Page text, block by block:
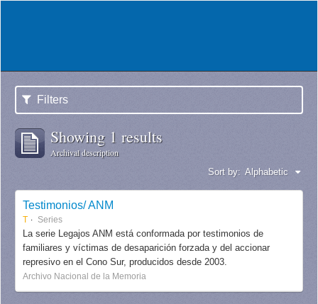
Filters
Showing 1 results
Archival description
Sort by: Alphabetic
Testimonios/ ANM
T Series
La serie Legajos ANM está conformada por testimonios de
familiares y víctimas de desaparición forzada y del accionar
represivo en el Cono Sur, producidos desde 2003.
Archivo Nacional de la Memoria